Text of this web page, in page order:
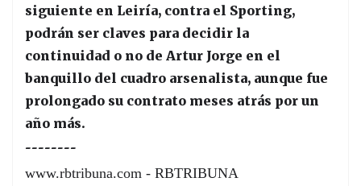
siguiente en Leiría, contra el Sporting,
podrán ser claves para decidir la
continuidad o no de Artur Jorge en el
banquillo del cuadro arsenalista, aunque fue
prolongado su contrato meses atrás por un
año más.
--------
www.rbtribuna.com - RBTRIBUNA